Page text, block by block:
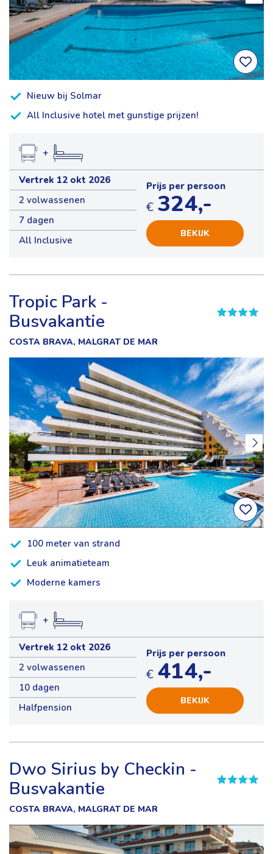
Nieuw bij Solmar
All Inclusive hotel met gunstige prijzen!
+
Vertrek 12 okt 2026
2 volwassenen
7 dagen
All Inclusive
Prijs per persoon
€ 324,-
BEKIJK
Tropic Park -
Busvakantie
COSTA BRAVA, MALGRAT DE MAR
100 meter van strand
Leuk animatieteam
Moderne kamers
+
Vertrek 12 okt 2026
2 volwassenen
10 dagen
Halfpension
Prijs per persoon
€ 414,-
BEKIJK
Dwo Sirius by Checkin -
Busvakantie
COSTA BRAVA, MALGRAT DE MAR